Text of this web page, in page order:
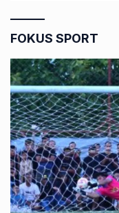
FOKUS SPORT